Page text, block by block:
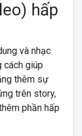
hấp
và nhạc
cách giúp
thêm sự
trên story,
phần hấp